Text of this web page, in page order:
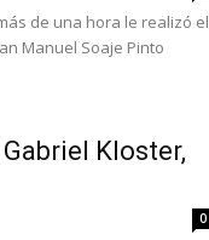
de una hora le realizó el
Manuel Soaje Pinto
Kloster,
0